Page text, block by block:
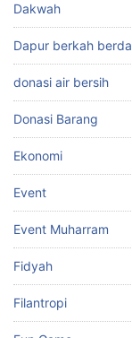
Dakwah
Dapur berkah
donasi air bersih
Donasi Barang
Ekonomi
Event
Event Muharram
Fidyah
Filantropi